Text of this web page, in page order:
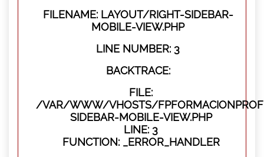
FILENAME: LAYOUT/RIGHT-SIDEBAR-
MOBILE-VIEW.PHP
LINE NUMBER: 3
BACKTRACE:
FILE:
/VAR/WWW/VHOSTS/
SIDEBAR-MOBILE-VIEW.PHP
LINE: 3
FUNCTION: _ERROR_HANDLER